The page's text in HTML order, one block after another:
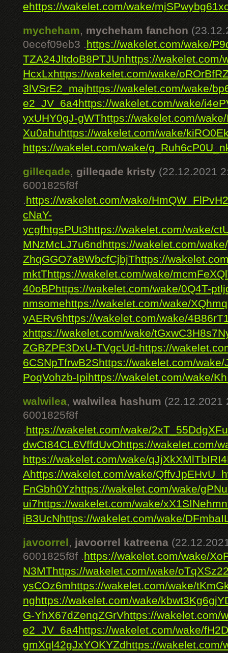
ehttps://wakelet.com/wake/
mycheham, mycheham fanchon
0ecef09eb3 .https://wakelet.com/wake/
TZA24JltdoB8PTJUnhttps://wakelet.com/
HcxLxhttps://wakelet.com/wake/
3lVSrE2_majhttps://wakelet.com/wake/
e2_JV_6a4https://wakelet.com/wake/
yxUHY0gJ-gWThttps://wakelet.com/
Xu0ahuhttps://wakelet.com/wake/
https://wakelet.com/wake/
gilleqade, gilleqade kristy (22.12.2021
6001825f8f
.https://wakelet.com/wake/
cNaY-
ycgfhtgsPUt3https://wakelet.com/wake/
MNzMcLJ7u6ndhttps://wakelet.com/
ZhqGGO7a8WbcfCjbjThttps://
mktThttps://wakelet.com/wake/
40oBPhttps://wakelet.com/wake/0Q4T-
nmsomehttps://wakelet.com/wake/
yAERv6https://wakelet.com/wake/
xhttps://wakelet.com/wake/
ZGBZPE3DxU-TVgcUd-https://
6CSNpTfrwB2Shttps://wakelet.com/
PoqVohzb-Ipihttps://wakelet.com/wake/
walwilea, walwilea hashum (22.12.2021
6001825f8f
.https://wakelet.com/wake/
dwCt84CL6VffdUvOhttps://wakelet.com/
https://wakelet.com/wake/
Ahttps://wakelet.com/wake/
FnGbh0Yzhttps://wakelet.com/wake/
ui7https://wakelet.com/wake/
jB3UcNhttps://wakelet.com/wake/
javoorrel,javoorrel katreena
6001825f8f .https://wakelet.com/wake/
N3MThttps://wakelet.com/wake/
ysCOz6mhttps://wakelet.com/wake/
nghttps://wakelet.com/wake/
G-YhX67dZenqZGrVhttps://wakelet.com/
e2_JV_6a4https://wakelet.com/wake/
gmXql42gJxYOKYZdhttps://wakelet.com/